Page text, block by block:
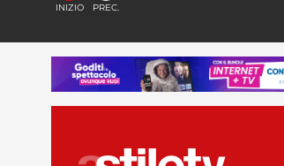
INIZIO PREC.